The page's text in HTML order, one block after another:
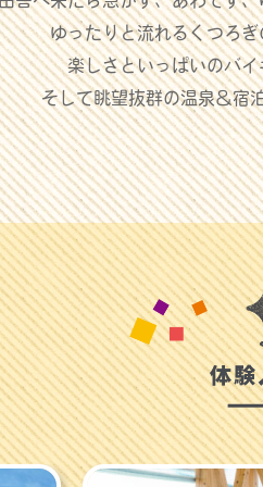
ゆったりと流れるくつろ
楽しさといっぱいのバ
そして眺望抜群の温泉＆宿